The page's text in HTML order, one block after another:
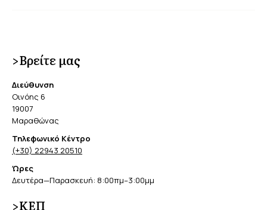
>Βρείτε μας
Διεύθυνση
Οινόης 6
19007
Μαραθώνας
Τηλεφωνικό Κέντρο
(+30) 22943 20510
Ώρες
Δευτέρα—Παρασκευή: 8:00πμ–3:00μμ
>ΚΕΠ